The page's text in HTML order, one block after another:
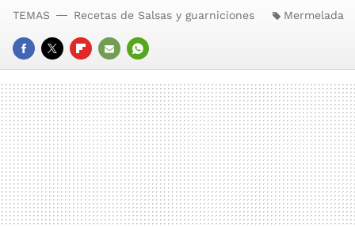
FACEBOOK
TWITTERFLIPBOARD
E-
MAIL
WHATSAPP
TEMAS Recetas de Salsas y guarniciones Mermelada